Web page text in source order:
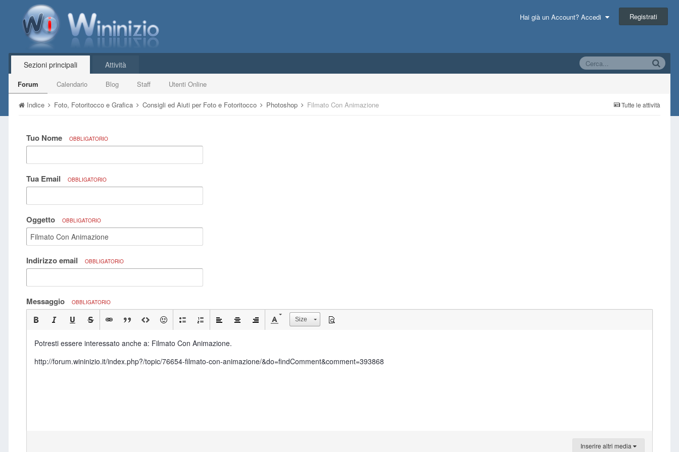
Hai già un Account? Accedi Registrati
Sezioni principali
Forum Calendario Blog Staff Utenti Online
Attività
Tutte le attività
Indice Foto, Fotoritocco e Grafica Consigli ed Aiuti per Foto e Fotoritocco Photoshop Filmato Con Animazione
Tuo Nome OBBLIGATORIO
Tua Email OBBLIGATORIO
Oggetto OBBLIGATORIO
Indirizzo email OBBLIGATORIO
Messaggio OBBLIGATORIO
Size
Potresti essere interessato anche a: Filmato Con Animazione.
http://forum.wininizio.it/index.php?/topic/76654-filmato-con-animazione/&do=findComment&comment=393868
Inserire altri media